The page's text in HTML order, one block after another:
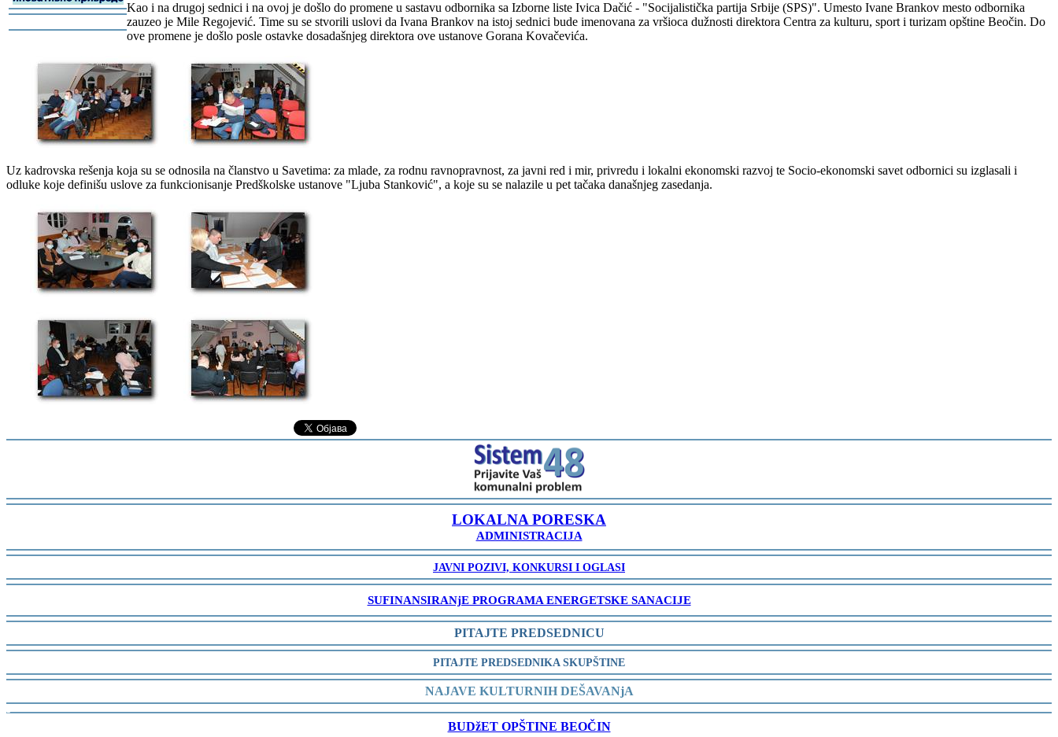
-
Kao i na drugoj sednici i na ovoj je došlo do promene u sastavu odbornika sa Izborne liste Ivica Dačić - "Socijalistička partija Srbije (SPS)". Umesto Ivane Brankov mesto odbornika
zauzeo je Mile Regojević. Time su se stvorili uslovi da Ivana Brankov na istoj sednici bude imenovana za vršioca dužnosti direktora Centra za kulturu, sport i turizam opštine Beočin. Do
ove promene je došlo posle ostavke dosadašnjeg direktora ove ustanove Gorana Kovačevića.
Uz kadrovska rešenja koja su se odnosila na članstvo u Savetima: za mlade, za rodnu ravnopravnost, za javni red i mir, privredu i lokalni ekonomski razvoj te Socio-ekonomski savet odbornici su izglasali i
odluke koje definišu uslove za funkcionisanje Predškolske ustanove "Ljuba Stanković", a koje su se nalazile u pet tačaka današnjeg zasedanja.
-
LOKALNA PORESKA
ADMINISTRACIJA
-
JAVNI POZIVI, KONKURSI I OGLASI
-
SUFINANSIRANjE PROGRAMA ENERGETSKE SANACIJE
-
PITAJTE PREDSEDNICU
-
PITAJTE PREDSEDNIKA SKUPŠTINE
-
NAJAVE KULTURNIH DEŠAVANjA
-
BUDžET OPŠTINE BEOČIN